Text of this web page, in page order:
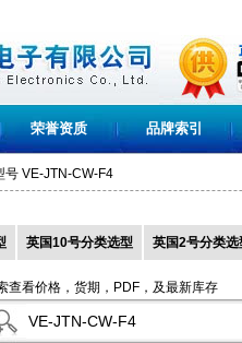
荣誉资质 品牌索引
号 VE-JTN-CW-F4
英国10号分类选型 英国2号分类选
查看价格，货期，PDF，及最新库存